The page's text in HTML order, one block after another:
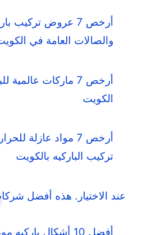
أرخص 7 عروض تركيب
والصالات العامة في
أرخص 7 ماركات
الكويت
أرخص 7 مواد عازلة
تركيب الباركيه بالكويت
عند الاختيار. هذه أفضل
أفضل 10 أشكال